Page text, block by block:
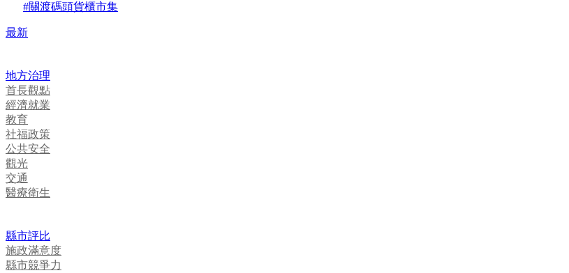
#關渡碼頭貨櫃市集
最新
地方治理
首長觀點
經濟就業
教育
社福政策
公共安全
觀光
交通
醫療衛生
縣市評比
施政滿意度
縣市競爭力